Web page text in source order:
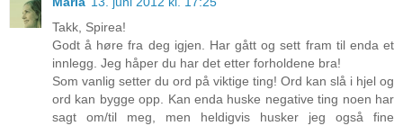
Takk, Spirea!
Godt å høre fra deg igjen. Har gått og sett fram til enda et
innlegg. Jeg håper du har det etter forholdene bra!
Som vanlig setter du ord på viktige ting! Ord kan slå i hjel og
ord kan bygge opp. Kan enda huske negative ting noen har
sagt om/til meg, men heldigvis husker jeg også fine